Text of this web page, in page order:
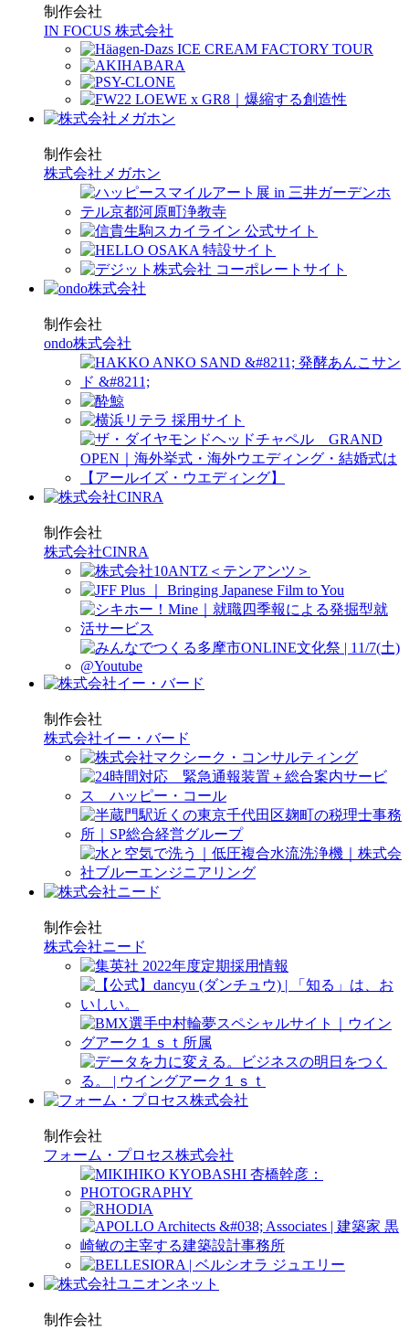
制作会社
IN FOCUS 株式会社
制作会社
株式会社メガホン
制作会社
ondo株式会社
制作会社
株式会社CINRA
制作会社
株式会社イー・バード
制作会社
株式会社ニード
制作会社
フォーム・プロセス株式会社
制作会社